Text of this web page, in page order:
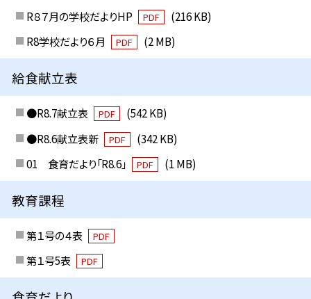
R８７月の学校だよりHP
PDF
(216 KB)
R8学校だより６月
PDF (2 MB)
給食献立表
●R8.7献立表 PDF
(542 KB)
●R8.6献立表新
PDF
(342 KB)
01 食育だより「R8.6」
PDF (1 MB)
教育課程
第１号の４表 PDF
第１号5表 PDF